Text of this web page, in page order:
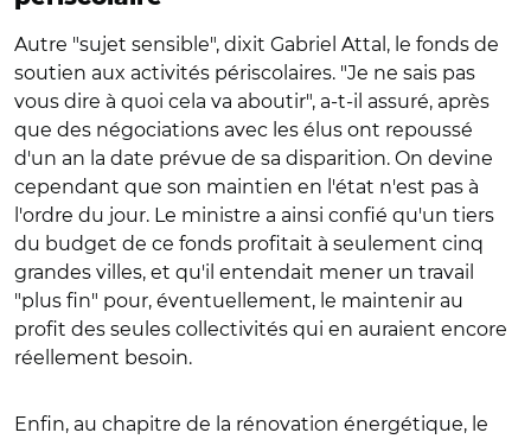
Autre "sujet sensible", dixit Gabriel Attal, le fonds de
soutien aux activités périscolaires. "Je ne sais pas
vous dire à quoi cela va aboutir", a-t-il assuré, après
que des négociations avec les élus ont repoussé
d'un an la date prévue de sa disparition. On devine
cependant que son maintien en l'état n'est pas à
l'ordre du jour. Le ministre a ainsi confié qu'un tiers
du budget de ce fonds profitait à seulement cinq
grandes villes, et qu'il entendait mener un travail
"plus fin" pour, éventuellement, le maintenir au
profit des seules collectivités qui en auraient encore
réellement besoin.
Enfin, au chapitre de la rénovation énergétique, le